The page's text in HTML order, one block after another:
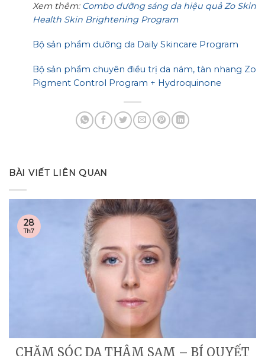
Xem thêm: Combo dưỡng sáng da hiệu quả Zo Skin
Health Skin Brightening Program
Bộ sản phẩm dưỡng da Daily Skincare Program
Bộ sản phẩm chuyên điều trị da nám, tàn nhang Zo
Pigment Control Program + Hydroquinone
BÀI VIẾT LIÊN QUAN
CHĂM SÓC DA THÂM SẠM – BÍ QUYẾT
28
Th7